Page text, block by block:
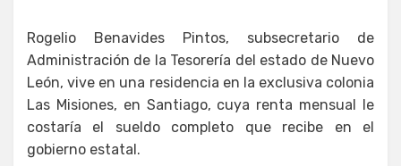
Rogelio Benavides Pintos, subsecretario de
Administración de la Tesorería del estado de Nuevo
León, vive en una residencia en la exclusiva colonia
Las Misiones, en Santiago, cuya renta mensual le
costaría el sueldo completo que recibe en el
gobierno estatal.